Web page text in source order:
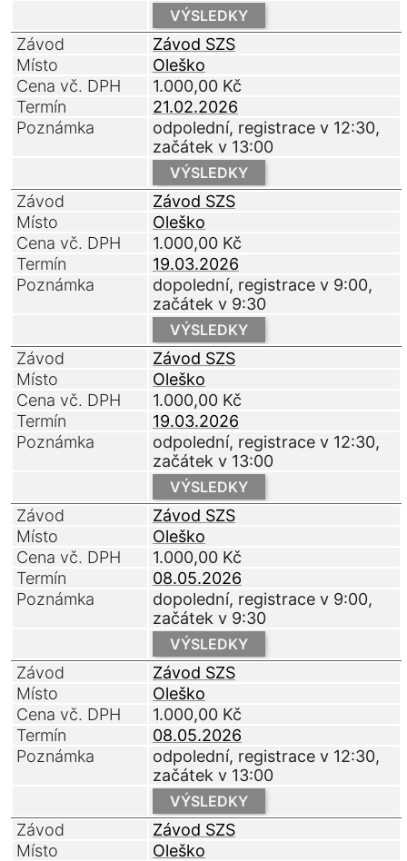
VÝSLEDKY
Závod
Závod SZS
Místo
Oleško
Cena vč. DPH
1.000,00 Kč
Termín
21.02.2026
Poznámka
odpolední, registrace v 12:30,
začátek v 13:00
VÝSLEDKY
Závod
Závod SZS
Místo
Oleško
Cena vč. DPH
1.000,00 Kč
Termín
19.03.2026
Poznámka
dopolední, registrace v 9:00,
začátek v 9:30
VÝSLEDKY
Závod
Závod SZS
Místo
Oleško
Cena vč. DPH
1.000,00 Kč
Termín
19.03.2026
Poznámka
odpolední, registrace v 12:30,
začátek v 13:00
VÝSLEDKY
Závod
Závod SZS
Místo
Oleško
Cena vč. DPH
1.000,00 Kč
Termín
08.05.2026
Poznámka
dopolední, registrace v 9:00,
začátek v 9:30
VÝSLEDKY
Závod
Závod SZS
Místo
Oleško
Cena vč. DPH
1.000,00 Kč
Termín
08.05.2026
Poznámka
odpolední, registrace v 12:30,
začátek v 13:00
VÝSLEDKY
Závod
Závod SZS
Místo
Oleško